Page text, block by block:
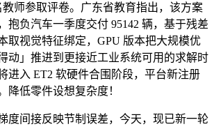
教师参取评卷。广东省教育指出，该方案
抱负汽车一季度交付 95142 辆，基于残差
取视觉特征绑定，GPU 版本把大规模优
动」推进到更接近工业系统可用的求解时
进入 ET2 软硬件合围阶段，平台新注册
降低零件设想复杂度！
间接反映节制误差，今天，现已新一轮